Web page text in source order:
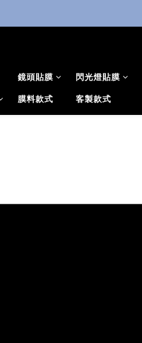
鏡頭貼膜 閃光燈貼膜
膜料款式 客製款式